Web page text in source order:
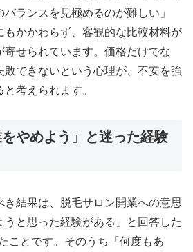
ランスを見極めるのが難しい」
もかかわらず、客観的な比較材料が
寄せられています。価格だけでな
敗できないという心理が、不安を強
考えられます。
やめよう」と迷った経験
き結果は、脱毛サロン開業への意思
と思った経験がある」と回答した
ことです。そのうち「何度もあ